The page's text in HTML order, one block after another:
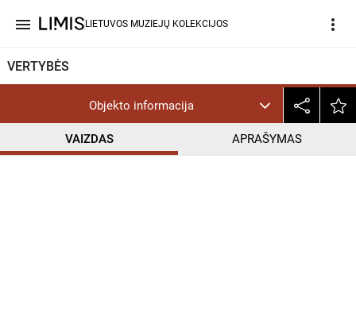
menu LIETUVOS MUZIEJŲ KOLEKCIJOS more_vert
VERTYBĖS
Objekto informacija
VAIZDAS APRAŠYMAS